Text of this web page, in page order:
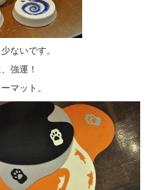
ないです。
強運！
マット。